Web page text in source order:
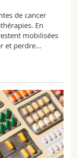
de cancer
En
mobilisées
et perdre…